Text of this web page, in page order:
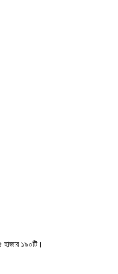
হাজার ১৯০টি।